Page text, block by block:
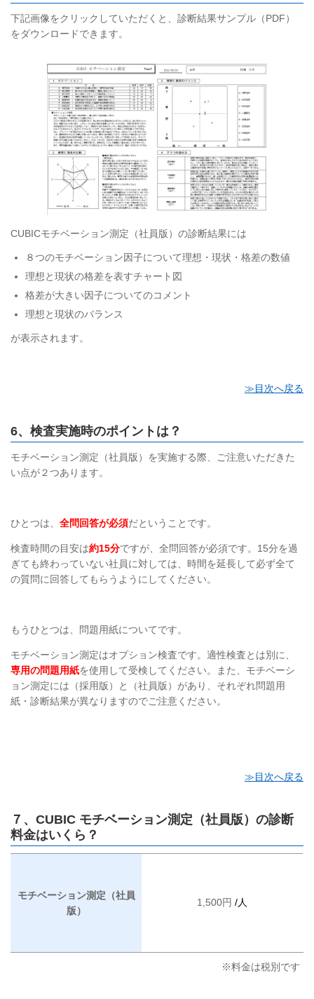
下記画像をクリックしていただくと、診断結果サンプル（PDF）
をダウンロードできます。
CUBICモチベーション測定（社員版）の診断結果には
８つのモチベーション因子について理想・現状・格差の数値
理想と現状の格差を表すチャート図
格差が大きい因子についてのコメント
理想と現状のバランス
が表示されます。
≫目次へ戻る
6、検査実施時のポイントは？
モチベーション測定（社員版）を実施する際、ご注意いただきた
い点が２つあります。
ひとつは、 全問回答が必須だということです。
検査時間の目安は約15分ですが、全問回答が必須です。 15分を過
ぎても終わっていない社員に対しては、時間を延長して必ず全て
の質問に回答してもらうようにしてください。
もうひとつは、問題用紙についてです。
モチベーション測定はオプション検査です。適性検査とは別に、
専用の問題用紙を使用して受検してください。また、モチベーシ
ョン測定には（採用版）と（社員版）があり、それぞれ問題用
紙・診断結果が異なりますのでご注意ください。
≫目次へ戻る
７、CUBIC モチベーション測定（社員版）の診断
料金はいくら？
モチベーション測定（社員
版）
1,500円 /人
※料金は税別です